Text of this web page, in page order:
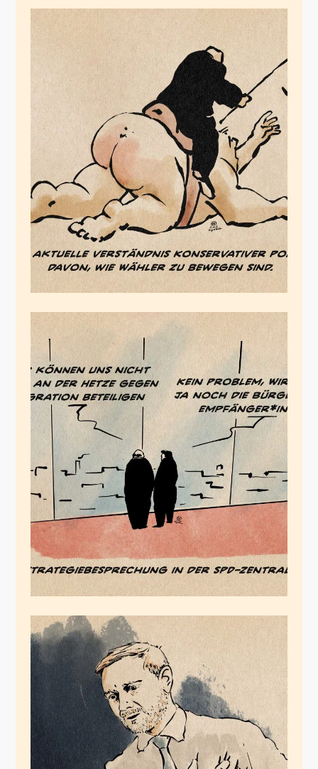
Die Ökonomie des
Hasses
September 14, 2024
Framingstrategen
September 13, 2024
Den Ferengi läuft die
Zeit davon